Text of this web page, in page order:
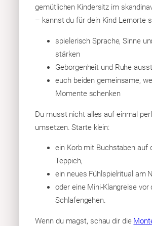
gemütlichen Kindersitz im
– kannst du für dein Kind Lernorte
spielerisch Sprache, Sinne
stärken
Geborgenheit und Ruhe
euch beiden gemeinsame,
Momente schenken
Du musst nicht alles auf einmal
umsetzen. Starte klein:
ein Korb mit Buchstaben auf
Teppich,
ein neues Fühlspielritual am
oder eine Mini-Klangreise vor
Schlafengehen.
Wenn du magst, schau dir die